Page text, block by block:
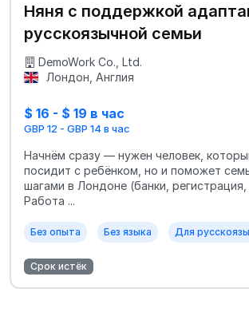
Няня с поддержкой
русскоязычной семьи
DemoWork Co., Ltd.
Лондон, Англия
$ 16 - $ 19 в час
GBP 12 - GBP 14 в час
Начнём сразу — нужен человек,
посидит с ребёнком, но и поможет
шагами в Лондоне (банки,
Работа ...
Без опыта Без языка Для
Срок истёк